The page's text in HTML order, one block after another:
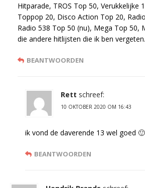
Hitparade, TROS Top 50, Verukkelijke
Toppop 20, Disco Action Top 20,
Radio 538 Top 50 (nu), Mega Top 50,
die andere hitlijsten die ik ben vergeten.
BEANTWOORDEN
Rett schreef:
10 OKTOBER 2020 OM 16:43
ik vond de daverende 13 wel goed 🙂
BEANTWOORDEN